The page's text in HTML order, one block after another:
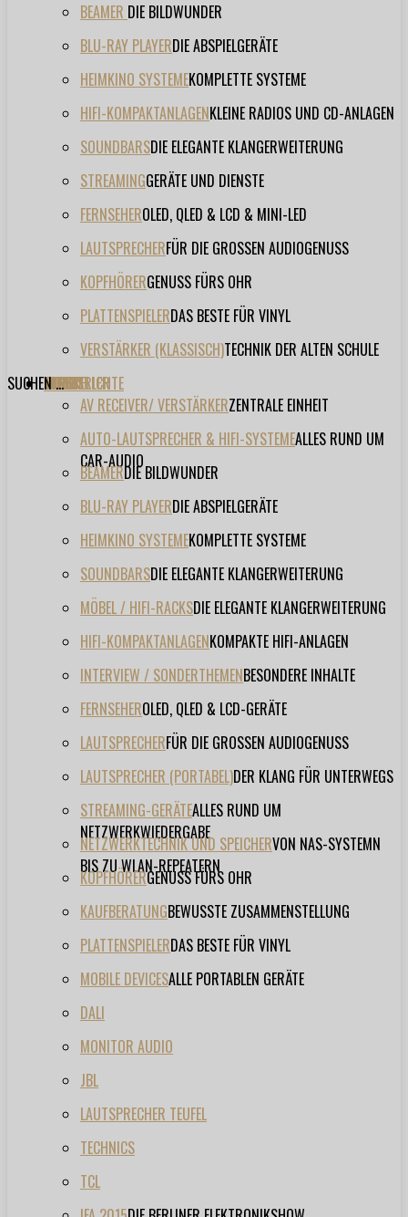
BEAMER DIE BILDWUNDER
BLU-RAY PLAYERDIE ABSPIELGERÄTE
HEIMKINO SYSTEMEKOMPLETTE SYSTEME
HIFI-KOMPAKTANLAGENKLEINE RADIOS UND CD-ANLAGEN
SOUNDBARSDIE ELEGANTE KLANGERWEITERUNG
STREAMINGGERÄTE UND DIENSTE
FERNSEHEROLED, QLED & LCD & MINI-LED
LAUTSPRECHERFÜR DIE GROSSEN AUDIOGENUSS
KOPFHÖRERGENUSS FÜRS OHR
PLATTENSPIELERDAS BESTE FÜR VINYL
VERSTÄRKER (KLASSISCH)TECHNIK DER ALTEN SCHULE
TESTBERICHTE
AV RECEIVER/ VERSTÄRKERZENTRALE EINHEIT
AUTO-LAUTSPRECHER & HIFI-SYSTEMEALLES RUND UM
CAR-AUDIO
BEAMERDIE BILDWUNDER
BLU-RAY PLAYERDIE ABSPIELGERÄTE
HEIMKINO SYSTEMEKOMPLETTE SYSTEME
SOUNDBARSDIE ELEGANTE KLANGERWEITERUNG
MÖBEL / HIFI-RACKSDIE ELEGANTE KLANGERWEITERUNG
HIFI-KOMPAKTANLAGENKOMPAKTE HIFI-ANLAGEN
INTERVIEW / SONDERTHEMENBESONDERE INHALTE
FERNSEHEROLED, QLED & LCD-GERÄTE
LAUTSPRECHERFÜR DIE GROSSEN AUDIOGENUSS
LAUTSPRECHER (PORTABEL)DER KLANG FÜR UNTERWEGS
STREAMING-GERÄTEALLES RUND UM
NETZWERKWIEDERGABE
NETZWERKTECHNIK UND SPEICHERVON NAS-SYSTEMN
BIS ZU WLAN-REPEATERN
KOPFHÖRERGENUSS FÜRS OHR
KAUFBERATUNGBEWUSSTE ZUSAMMENSTELLUNG
PLATTENSPIELERDAS BESTE FÜR VINYL
MOBILE DEVICESALLE PORTABLEN GERÄTE
FORUM
FILME
VIDEOS
HERSTELLER
DALI
MONITOR AUDIO
JBL
LAUTSPRECHER TEUFEL
TECHNICS
TCL
EVENT
SUCHEN ...